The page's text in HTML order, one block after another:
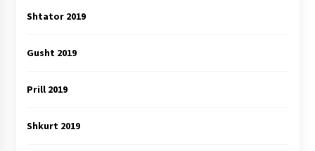
Shtator 2019
Gusht 2019
Prill 2019
Shkurt 2019